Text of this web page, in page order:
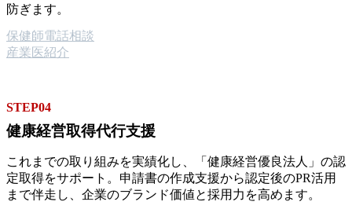
防ぎます。
保健師電話相談
産業医紹介
STEP04
健康経営取得代行支援
これまでの取り組みを実績化し、「健康経営優良法人」の認
定取得をサポート。申請書の作成支援から認定後のPR活用
まで伴走し、企業のブランド価値と採用力を高めます。